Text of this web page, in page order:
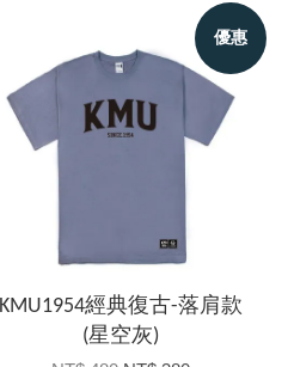
優惠
KMU1954經典復古-落肩款
(星空灰)